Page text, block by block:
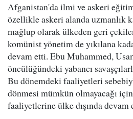
Afganistan'da ilmi ve askeri
özellikle askeri alanda uzmanlık
mağlup olarak ülkeden geri
komünist yönetim de yıkılana
devam etti. Ebu Muhammed,
öncülüğündeki yabancı
Bu dönemdeki faaliyetleri
dönmesi mümkün olmayacağı
faaliyetlerine ülke dışında devam